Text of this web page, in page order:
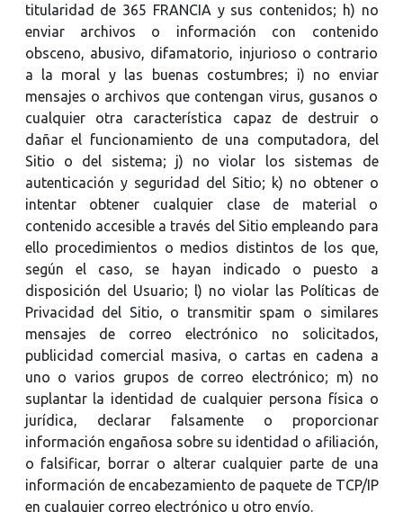
titularidad de 365 FRANCIA y sus contenidos; h) no
enviar archivos o información con contenido
obsceno, abusivo, difamatorio, injurioso o contrario
a la moral y las buenas costumbres; i) no enviar
mensajes o archivos que contengan virus, gusanos o
cualquier otra característica capaz de destruir o
dañar el funcionamiento de una computadora, del
Sitio o del sistema; j) no violar los sistemas de
autenticación y seguridad del Sitio; k) no obtener o
intentar obtener cualquier clase de material o
contenido accesible a través del Sitio empleando para
ello procedimientos o medios distintos de los que,
según el caso, se hayan indicado o puesto a
disposición del Usuario; l) no violar las Políticas de
Privacidad del Sitio, o transmitir spam o similares
mensajes de correo electrónico no solicitados,
publicidad comercial masiva, o cartas en cadena a
uno o varios grupos de correo electrónico; m) no
suplantar la identidad de cualquier persona física o
jurídica, declarar falsamente o proporcionar
información engañosa sobre su identidad o afiliación,
o falsificar, borrar o alterar cualquier parte de una
información de encabezamiento de paquete de TCP/IP
en cualquier correo electrónico u otro envío.